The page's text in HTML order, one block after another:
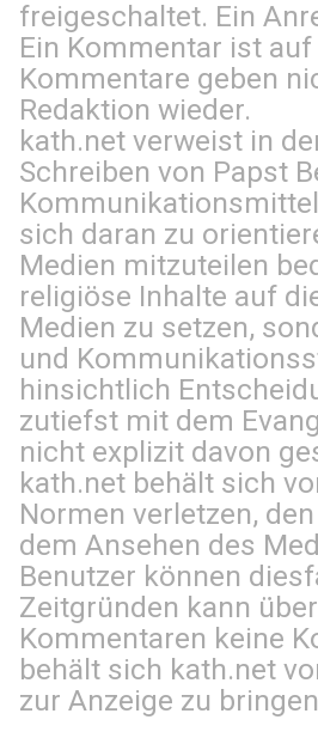
freigeschaltet. Ein
Ein Kommentar ist
Kommentare geben
Redaktion wieder.
kath.net verweist in
Schreiben von Papst
sich daran zu
Medien mitzuteilen
religiöse Inhalte auf
Medien zu setzen,
und
hinsichtlich
zutiefst mit dem
nicht explizit davon
kath.net behält sich
Normen verletzen,
dem Ansehen des
Benutzer können
Zeitgründen kann
Kommentaren keine
behält sich kath.net
zur Anzeige zu